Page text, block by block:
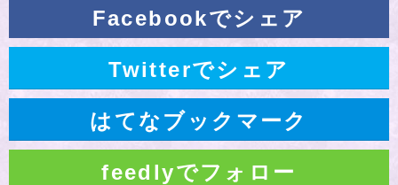
Facebookでシェア
Twitterでシェア
はてなブックマーク
feedlyでフォロー